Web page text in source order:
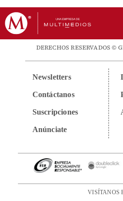
DERECHOS RESERVADOS ©
Newsletters
Contáctanos
Suscripciones
Anúnciate
VISÍTANOS